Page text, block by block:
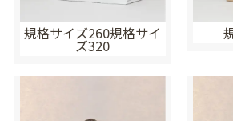
規格サイズ260規格サイ
ズ320